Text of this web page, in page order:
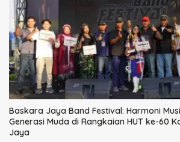
Baskara Jaya Band Festival: Harmoni
Generasi Muda di Rangkaian HUT ke-60
Jaya